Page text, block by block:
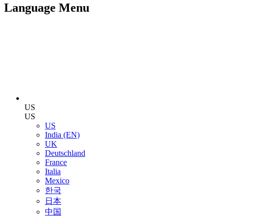
Language Menu
US
US
US
India (EN)
UK
Deutschland
France
Italia
Mexico
한국
日本
中国